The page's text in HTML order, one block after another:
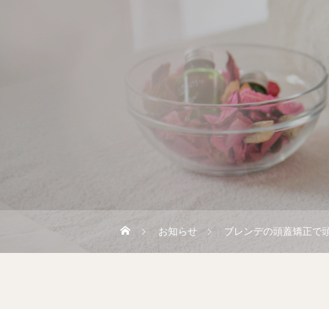
お知らせ ブレンデの頭蓋矯正で